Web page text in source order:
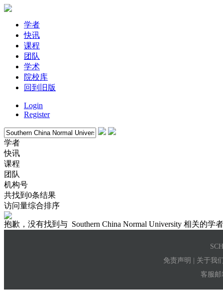
学者
快讯
课程
团队
学术
院校库
回到旧版
Login
Register
学者
快讯
课程
团队
机构号
共找到0条结果
访问量综合排序
抱歉，没有找到与 Southern China Normal University 相关的学
免责声明
关于我
客服邮